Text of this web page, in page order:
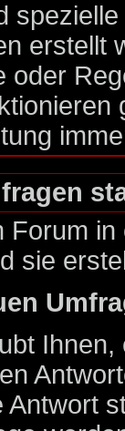
erstellt
oder
Forum
sie
Antwort